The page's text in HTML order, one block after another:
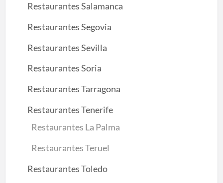
Restaurantes Salamanca
Restaurantes Segovia
Restaurantes Sevilla
Restaurantes Soria
Restaurantes Tarragona
Restaurantes Tenerife
Restaurantes La Palma
Restaurantes Teruel
Restaurantes Toledo